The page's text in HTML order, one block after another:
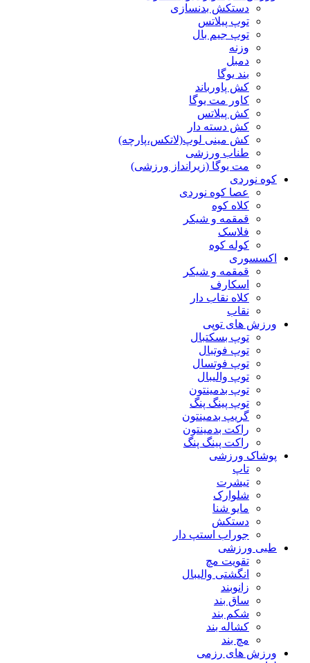
دستکش بدنسازی
توپ پیلاتس
توپ جیم بال
وزنه
دمبل
بند یوگا
کش پاورباند
کاور مت یوگا
کش پیلاتس
کش دسته دار
کش مینی لوپ(لاتکس،پارچه)
طناب ورزشی
مت یوگا (زیرانداز ورزشی)
کوه نوردی
عصا کوه نوردی
کلاه کوه
قمقمه و شیکر
فلاسک
کوله کوه
اکسسوری
قمقمه و شیکر
اسکارف
کلاه نقاب دار
نقاب
ورزش های توپی
توپ بسکتبال
توپ فوتبال
توپ فوتسال
توپ والیبال
توپ بدمینتون
توپ پینگ پنگ
گریپ بدمینتون
راکت بدمینتون
راکت پینگ پنگ
پوشاک ورزشی
تاپ
تیشرت
شلوارک
مایو شنا
دستکش
جوراب استپ دار
طبی ورزشی
تقویت مچ
انگشتی واليبال
زانوبند
ساق بند
شکم بند
کشاله بند
مچ بند
ورزش های رزمی